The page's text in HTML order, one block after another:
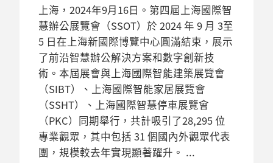
上海，2024年9月16日。第四屆上海國際智
慧辦公展覽會（SSOT）於 2024 年 9 月 3至
5 日在上海新國際博覽中心圓滿結束，展示
了前沿智慧辦公解決方案和數字創新技
術。本屆展會與上海國際智能建築展覽會
（SIBT）、上海國際智能家居展覽會
（SSHT）、上海國際智慧停車展覽會
（PKC）同期舉行，共計吸引了28,295 位
專業觀眾，其中包括 31 個國內外觀眾代表
團，規模較去年實現顯著躍升。